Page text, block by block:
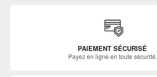
PAIEMENT SÉCURISÉ
Payez en ligne en toute sécurité.